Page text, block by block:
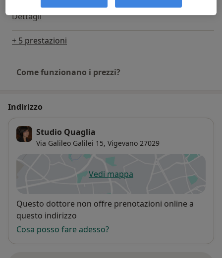
Ricevo nel mio studio di Vigevano in Via Galileo Galilei,
15.
Psicoterapia di coppia
Dettagli
+ 5 prestazioni
Come funzionano i prezzi?
Indirizzo
Studio Quaglia
Via Galileo Galilei 15, Vigevano 27029
Vedi mappasi apre in una nuova scheda
Disponibilità
Questo dottore non offre prenotazioni online a
questo indirizzo
Cosa posso fare adesso?